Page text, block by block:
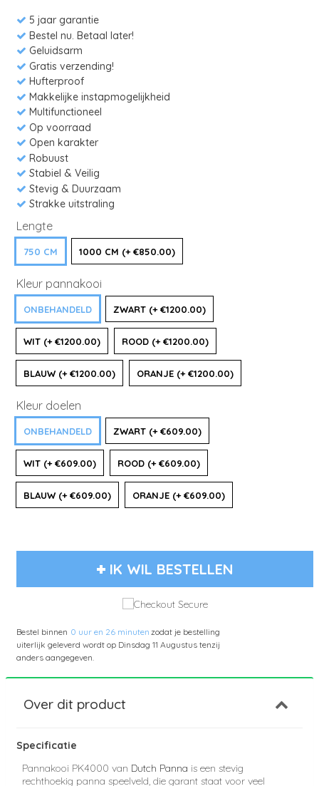
5 jaar garantie
Bestel nu. Betaal later!
Geluidsarm
Gratis verzending!
Hufterproof
Makkelijke instapmogelijkheid
Multifunctioneel
Op voorraad
Open karakter
Robuust
Stabiel & Veilig
Stevig & Duurzaam
Strakke uitstraling
Lengte
750 CM 1000 CM (+ €850.00)
Kleur pannakooi
ONBEHANDELD ZWART (+ €1200.00)
WIT (+ €1200.00) ROOD (+ €1200.00)
BLAUW (+ €1200.00) ORANJE (+ €1200.00)
Kleur doelen
ONBEHANDELD ZWART (+ €609.00)
WIT (+ €609.00) ROOD (+ €609.00)
BLAUW (+ €609.00) ORANJE (+ €609.00)
IK WIL BESTELLEN
Bestel binnen 0 uur en 26 minutenzodat je bestelling
uiterlijk geleverd wordt op Dinsdag 11 Augustus tenzij
anders aangegeven.
Over dit product
Specificatie
Pannakooi PK4000 van Dutch Panna is een stevig
rechthoekig panna speelveld, die garant staat voor veel